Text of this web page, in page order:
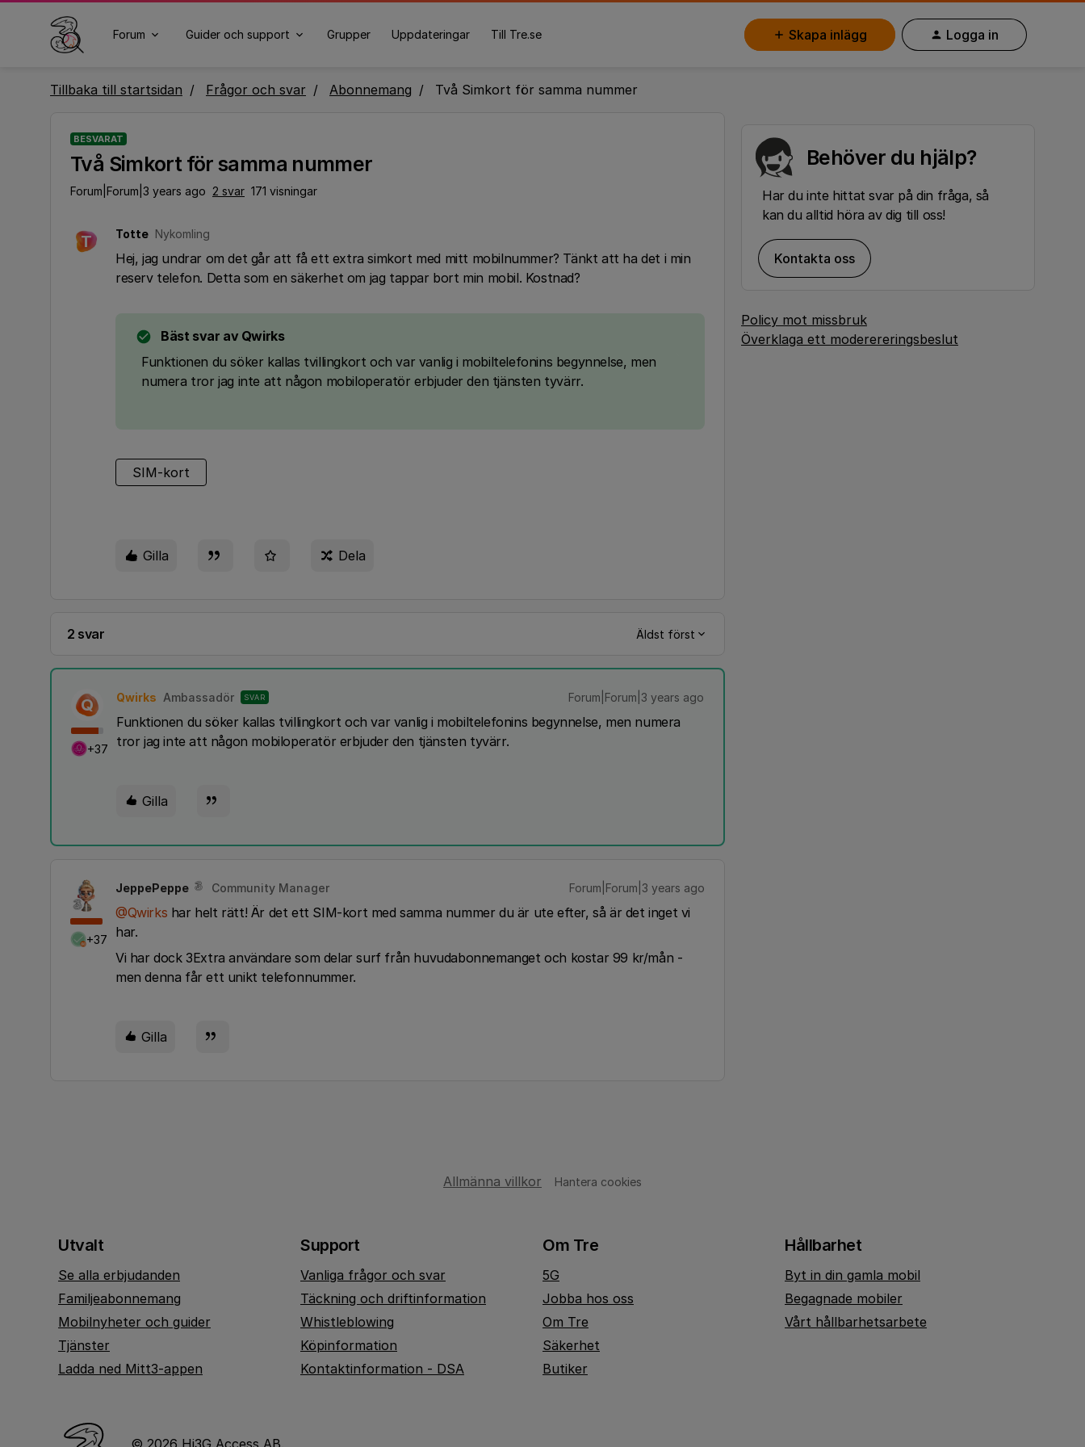
Forum Guider och support Grupper Uppdateringar Till Tre.se Skapa inlägg Logga in
Tillbaka till startsidan Frågor och svar Abonnemang Två Simkort för samma nummer
BESVARAT
Två Simkort för samma nummer
Forum|Forum|3 years ago 2 svar 171 visningar
T Totte Nykomling
Hej, jag undrar om det går att få ett extra simkort med mitt mobilnummer? Tänkt att ha det i min
reserv telefon. Detta som en säkerhet om jag tappar bort min mobil. Kostnad?
Bäst svar av Qwirks
Funktionen du söker kallas tvillingkort och var vanlig i mobiltelefonins begynnelse, men
numera tror jag inte att någon mobiloperatör erbjuder den tjänsten tyvärr.
SIM-kort
Gilla Dela
2 svar Äldst först
Q
+37
Qwirks Ambassadör SVAR Forum|Forum|3 years ago
Funktionen du söker kallas tvillingkort och var vanlig i mobiltelefonins begynnelse, men numera
tror jag inte att någon mobiloperatör erbjuder den tjänsten tyvärr.
Gilla
+37
JeppePeppe Community Manager Forum|Forum|3 years ago
@Qwirks har helt rätt! Är det ett SIM-kort med samma nummer du är ute efter, så är det inget vi
har.
Vi har dock 3Extra användare som delar surf från huvudabonnemanget och kostar 99 kr/mån -
men denna får ett unikt telefonnummer.
Gilla
Behöver du hjälp?
Har du inte hittat svar på din fråga, så
kan du alltid höra av dig till oss!
Kontakta oss
Policy mot missbruk
Överklaga ett moderereringsbeslut
Allmänna villkor Hantera cookies
Utvalt
Se alla erbjudanden
Familjeabonnemang
Mobilnyheter och guider
Tjänster
Ladda ned Mitt3-appen
Support
Vanliga frågor och svar
Täckning och driftinformation
Whistleblowing
Köpinformation
Kontaktinformation - DSA
Om Tre
5G
Jobba hos oss
Om Tre
Säkerhet
Butiker
Hållbarhet
Byt in din gamla mobil
Begagnade mobiler
Vårt hållbarhetsarbete
© 2026 Hi3G Access AB.